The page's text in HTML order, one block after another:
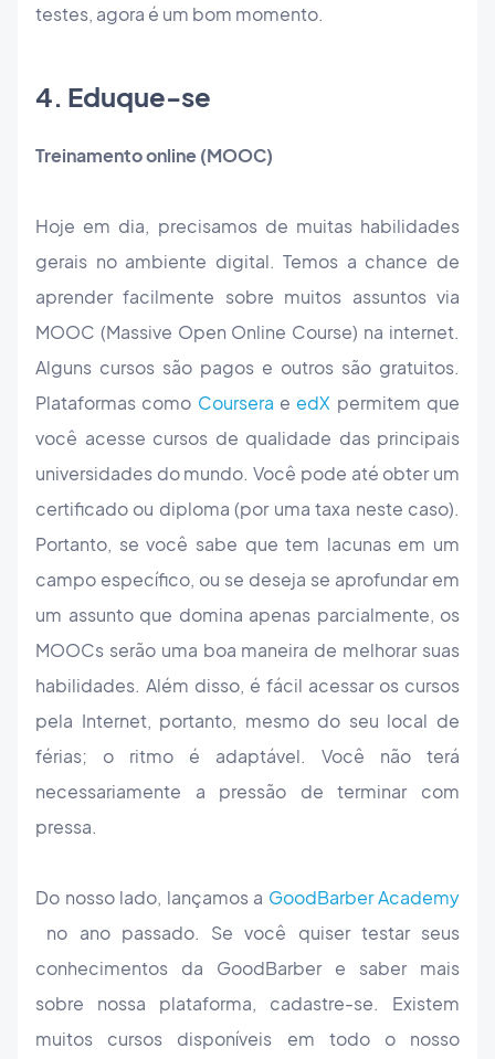
testes, agora é um bom momento.
4. Eduque-se
Treinamento online (MOOC)
Hoje em dia, precisamos de muitas habilidades
gerais no ambiente digital. Temos a chance de
aprender facilmente sobre muitos assuntos via
MOOC (Massive Open Online Course) na internet.
Alguns cursos são pagos e outros são gratuitos.
Plataformas como Coursera e edX permitem que
você acesse cursos de qualidade das principais
universidades do mundo. Você pode até obter um
certificado ou diploma (por uma taxa neste caso).
Portanto, se você sabe que tem lacunas em um
campo específico, ou se deseja se aprofundar em
um assunto que domina apenas parcialmente, os
MOOCs serão uma boa maneira de melhorar suas
habilidades. Além disso, é fácil acessar os cursos
pela Internet, portanto, mesmo do seu local de
férias; o ritmo é adaptável. Você não terá
necessariamente a pressão de terminar com
pressa.
Do nosso lado, lançamos a GoodBarber Academy
no ano passado. Se você quiser testar seus
conhecimentos da GoodBarber e saber mais
sobre nossa plataforma, cadastre-se. Existem
muitos cursos disponíveis em todo o nosso